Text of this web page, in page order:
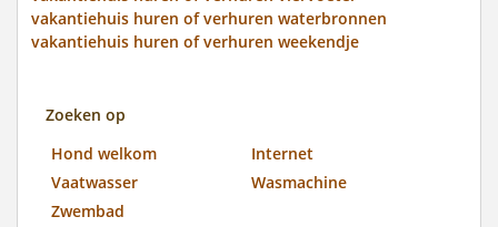
vakantiehuis huren of verhuren waterbronnen
vakantiehuis huren of verhuren weekendje
Zoeken op
Hond welkom
Internet
Vaatwasser
Wasmachine
Zwembad